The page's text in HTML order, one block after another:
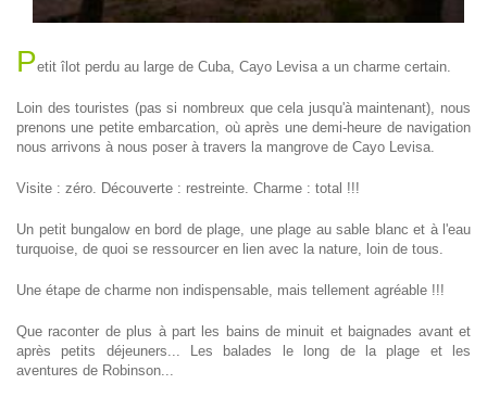
Petit îlot perdu au large de Cuba, Cayo Levisa a un charme certain.
Loin des touristes (pas si nombreux que cela jusqu'à maintenant), nous
prenons une petite embarcation, où après une demi-heure de navigation
nous arrivons à nous poser à travers la mangrove de Cayo Levisa.
Visite : zéro. Découverte : restreinte. Charme : total !!!
Un petit bungalow en bord de plage, une plage au sable blanc et à l'eau
turquoise, de quoi se ressourcer en lien avec la nature, loin de tous.
Une étape de charme non indispensable, mais tellement agréable !!!
Que raconter de plus à part les bains de minuit et baignades avant et
après petits déjeuners... Les balades le long de la plage et les
aventures de Robinson...